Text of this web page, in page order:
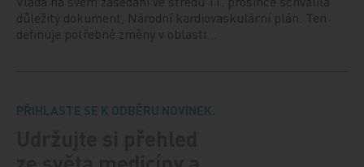
důležitý dokument, Národní kardiovaskulární plán. Ten
definuje potřebné změny v oblasti…
PŘIHLASTE SE K ODBĚRU NOVINEK.